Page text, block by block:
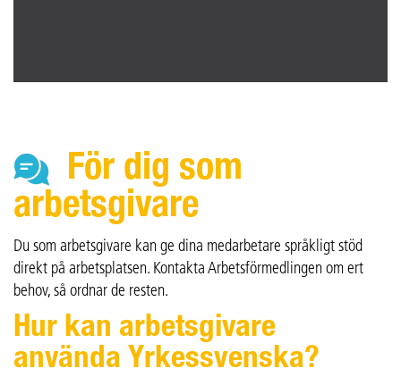
För dig som
arbetsgivare
Du som arbetsgivare kan ge dina medarbetare språkligt stöd
direkt på arbetsplatsen. Kontakta Arbetsförmedlingen om ert
behov, så ordnar de resten.
Hur kan arbetsgivare
använda Yrkessvenska?